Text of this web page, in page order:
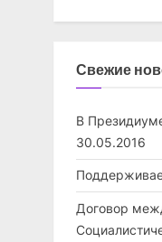
Свежие
В
30.05.2016
Договор